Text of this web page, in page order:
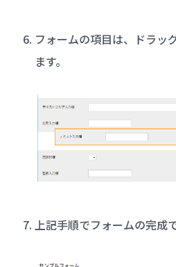
フォームの項目は、ドラッ
ます。
上記手順でフォームの完成で